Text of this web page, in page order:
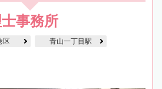
事務所
区 青山一丁目駅